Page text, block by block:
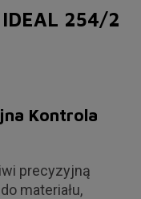
IDEAL 254/2
Kontrola
precyzyjną
materiału,